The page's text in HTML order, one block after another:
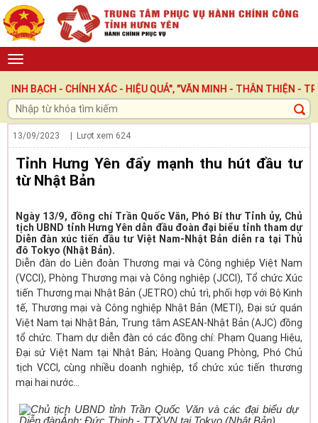
CHÍNH XÁC - HIỆU QUẢ", "VĂN MINH - THÂN THIỆN - TRÁCH
13/09/2023 | Lượt xem 624
Tỉnh Hưng Yên đẩy mạnh thu hút đầu tư
từ Nhật Bản
Ngày 13/9, đồng chí Trần Quốc Văn, Phó Bí thư Tỉnh ủy, Chủ
tịch UBND tỉnh Hưng Yên dẫn đầu đoàn đại biểu tỉnh tham dự
Diễn đàn xúc tiến đầu tư Việt Nam-Nhật Bản diễn ra tại Thủ
đô Tokyo (Nhật Bản).
Diễn đàn do Liên đoàn Thương mại và Công nghiệp Việt Nam
(VCCI), Phòng Thương mại và Công nghiệp (JCCI), Tổ chức Xúc
tiến Thương mại Nhật Bản (JETRO) chủ trì, phối hợp với Bộ Kinh
tế, Thương mại và Công nghiệp Nhật Bản (METI), Đại sứ quán
Việt Nam tại Nhật Bản, Trung tâm ASEAN-Nhật Bản (AJC) đồng
tổ chức. Tham dự diễn đàn có các đồng chí: Phạm Quang Hiệu,
Đại sứ Việt Nam tại Nhật Bản; Hoàng Quang Phòng, Phó Chủ
tịch VCCI, cùng nhiều doanh nghiệp, tổ chức xúc tiến thương
mại hai nước...